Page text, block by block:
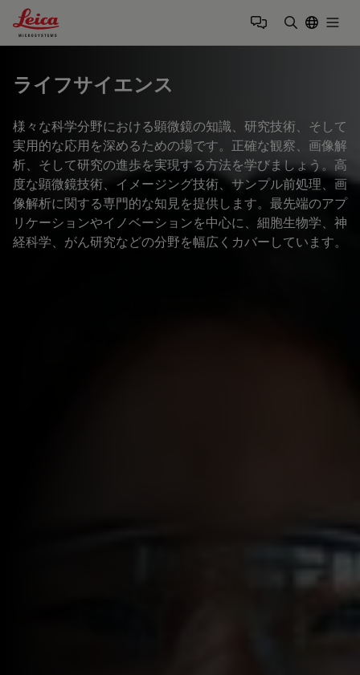
Leica Microsystems Logo
ライフサイエンス
様々な科学分野における顕微鏡の知識、研究技術、そして
実用的な応用を深めるための場です。正確な観察、画像解
析、そして研究の進歩を実現する方法を学びましょう。高
度な顕微鏡技術、イメージング技術、サンプル前処理、画
像解析に関する専門的な知見を提供します。最先端のアプ
リケーションやイノベーションを中心に、細胞生物学、神
経科学、がん研究などの分野を幅広くカバーしています。